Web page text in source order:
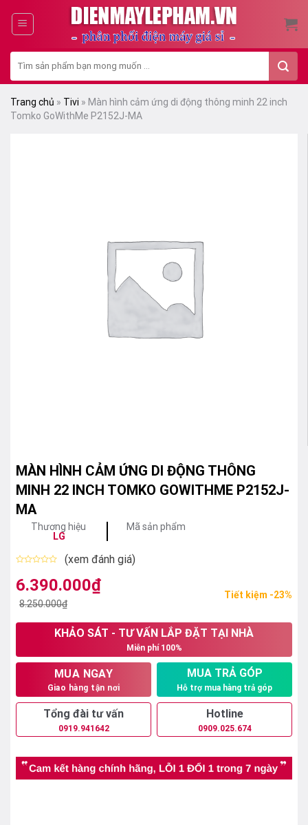
kiếm:
Trang chủ » Tivi » Màn hình cảm ứng di động thông minh 22 inch
Tomko GoWithMe P2152J-MA
MÀN HÌNH CẢM ỨNG DI ĐỘNG THÔNG
MINH 22 INCH TOMKO GOWITHME P2152J-
MA
Thương hiệu
LG
Mã sản phẩm
xếp
hạng
5
(xem đánh giá)
8.250.000₫
Giá
gốc
8.250.000₫.
6.390.000₫
Giá
hiện
Tiết kiệm -23%
KHẢO SÁT - TƯ VẤN LẮP ĐẶT TẠI NHÀ
Miễn phí 100%
MUA NGAY
Giao hàng tận nơi
MUA TRẢ GÓP
Hỗ trợ mua hàng trả góp
Tổng đài tư vấn
0919.941642
Hotline
0909.025.674